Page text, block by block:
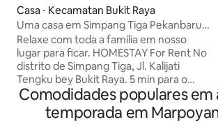
Casa ⋅ Kecamatan Bukit Raya
Uma casa em Simpang Tiga Pekanbaru
perto do aeroporto
Relaxe com toda a família em nosso
lugar para ficar. HOMESTAY For Rent No
distrito de Simpang Tiga, Jl. Kalijati
Tengku bey Bukit Raya. 5 min para o
aeroporto (aeroportos) SSQ, 10 min para
o centro da cidade, 10 min para UIR -
instalações DE estadia EM casa DE
Comodidades populares em
temporada em